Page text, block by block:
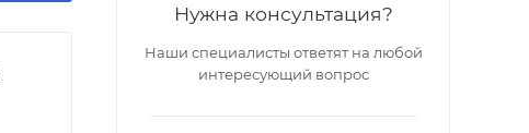
Нужна консультация?
Наши специалисты ответят на любой
интересующий вопрос